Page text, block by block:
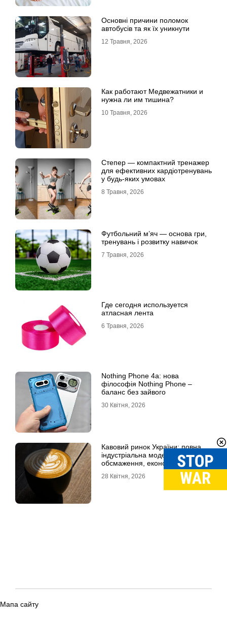
Основні причини поломок
автобусів та як їх уникнути
12 Травня, 2026
Как работают Медвежатники и
нужна ли им тишина?
10 Травня, 2026
Степер — компактний тренажер
для ефективних кардіотренувань
у будь-яких умовах
8 Травня, 2026
Футбольний м’яч — основа гри,
тренувань і розвитку навичок
7 Травня, 2026
Где сегодня используется
атласная лента
6 Травня, 2026
Nothing Phone 4a: нова
філософія Nothing Phone –
баланс без зайвого
30 Квітня, 2026
Кавовий ринок України: повна
індустріальна модель, технології
обсмаження, економіка та
28 Квітня, 2026
Мапа сайту